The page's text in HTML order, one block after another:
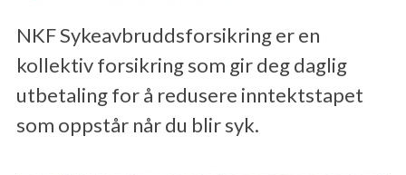
AKTUELT
KONTAKT
NKF Sykeavbruddsforsikring er en
kollektiv forsikring som gir deg daglig
utbetaling for å redusere inntektstapet
som oppstår når du blir syk.